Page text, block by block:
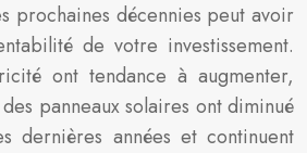
prochaines décennies peut avoir
de votre investissement.
ont tendance à augmenter,
panneaux solaires ont diminué
dernières années et continuent